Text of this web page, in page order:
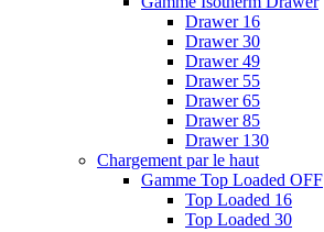
Drawer 16
Drawer 30
Drawer 49
Drawer 55
Drawer 65
Drawer 85
Drawer 130
Chargement par le haut
Gamme Top Loaded OFF
Top Loaded 16
Top Loaded 30